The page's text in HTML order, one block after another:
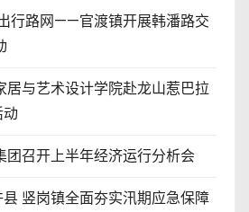
行路网——官渡镇开展韩潘路交
居与艺术设计学院赴龙山惹巴拉
动
团召开上半年经济运行分析会
县 竖岗镇全面夯实汛期应急保障